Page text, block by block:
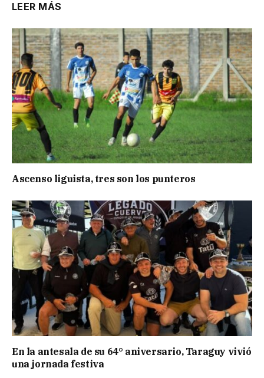
LEER MÁS
Ascenso liguista, tres son los punteros
En la antesala de su 64° aniversario, Taraguy vivió
una jornada festiva